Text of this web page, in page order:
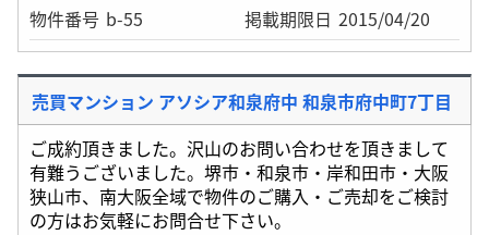
物件番号 b-55 掲載期限日 2015/04/20
売買マンション アソシア和泉府中 和泉市府中町7丁目
ご成約頂きました。沢山のお問い合わせを頂きまして
有難うございました。堺市・和泉市・岸和田市・大阪
狭山市、南大阪全域で物件のご購入・ご売却をご検討
の方はお気軽にお問合せ下さい。